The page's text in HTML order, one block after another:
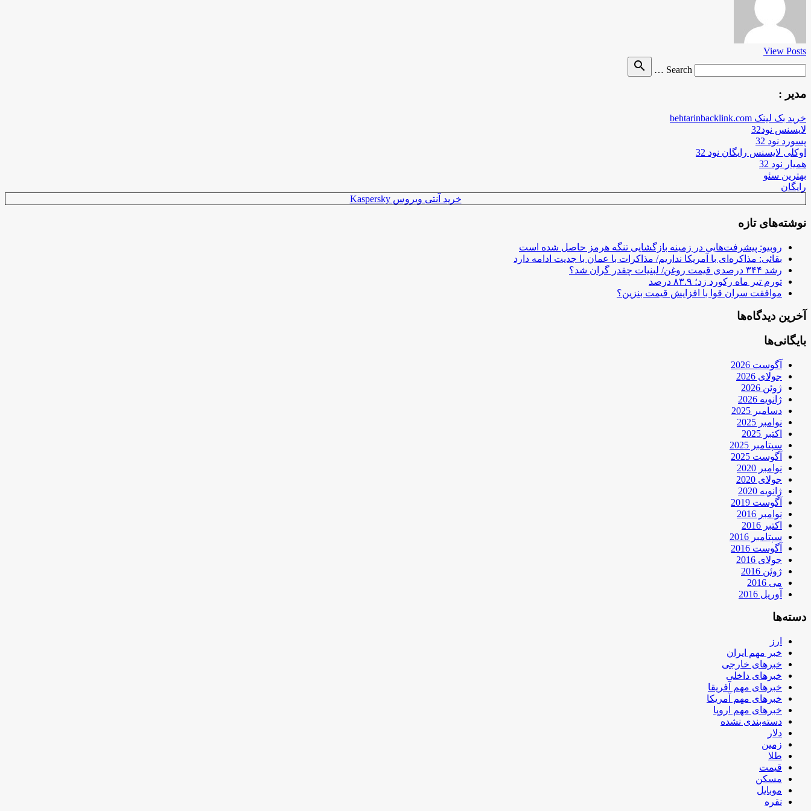
View Posts
Search …
search
مدیر :
خرید بک لینک behtarinbacklink.com
لایسنس نود32
پسورد نود 32
اوکلی لایسنس رایگان نود 32
همیار نود 32
بهترین سئو
رایگان
خرید آنتی ویروس Kaspersky
نوشته‌های تازه
روبیو: پیشرفت‌هایی در زمینه بازگشایی تنگه هرمز حاصل شده است
بقائی: مذاکره‌ای با آمریکا نداریم/ مذاکرات با عمان با جدیت ادامه دارد
رشد ۳۴۴ درصدی قیمت روغن/ لبنیات چقدر گران شد؟
تورم تیر ماه رکورد زد؛ ۸۳.۹ درصد
موافقت سران قوا با افزایش قیمت بنزین؟
آخرین دیدگاه‌ها
بایگانی‌ها
آگوست 2026
جولای 2026
ژوئن 2026
ژانویه 2026
دسامبر 2025
نوامبر 2025
اکتبر 2025
سپتامبر 2025
آگوست 2025
نوامبر 2020
جولای 2020
ژانویه 2020
آگوست 2019
نوامبر 2016
اکتبر 2016
سپتامبر 2016
آگوست 2016
جولای 2016
ژوئن 2016
می 2016
آوریل 2016
دسته‌ها
ارز
خبر مهم ایران
خبرهای خارجی
خبرهای داخلی
خبرهای مهم آفریقا
خبرهای مهم آمریکا
خبرهای مهم اروپا
دسته‌بندی نشده
دلار
زمین
طلا
قیمت
مسکن
موبایل
نقره